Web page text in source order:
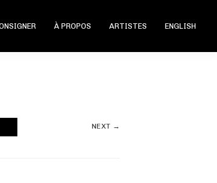
À PROPOS ARTISTES ENGLISH
NEXT →